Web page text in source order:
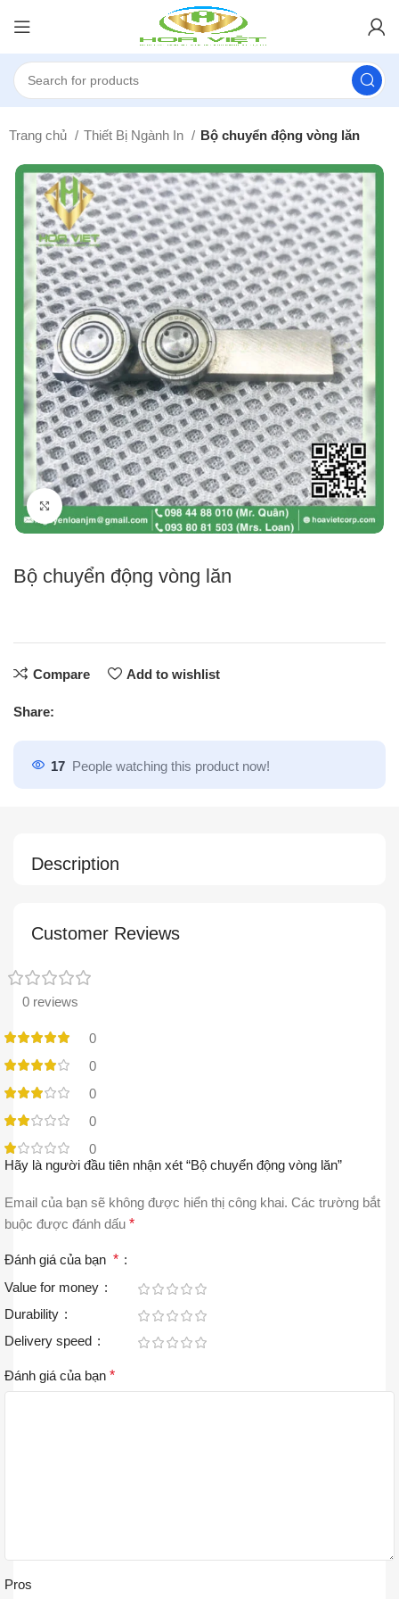
Trang chủ Thiết Bị Ngành In Bộ chuyển động vòng lăn
Click to enlarge
Bộ chuyển động vòng lăn
Compare Add to wishlist
Share:
17 People watching this product now!
Description
Customer Reviews
0 reviews
0
0
0
0
0
Hãy là người đầu tiên nhận xét “Bộ chuyển động vòng lăn”
Email của bạn sẽ không được hiển thị công khai. Các trường bắt
buộc được đánh dấu *
Đánh giá của bạn *
Value for money
Durability
Delivery speed
Đánh giá của bạn *
Pros